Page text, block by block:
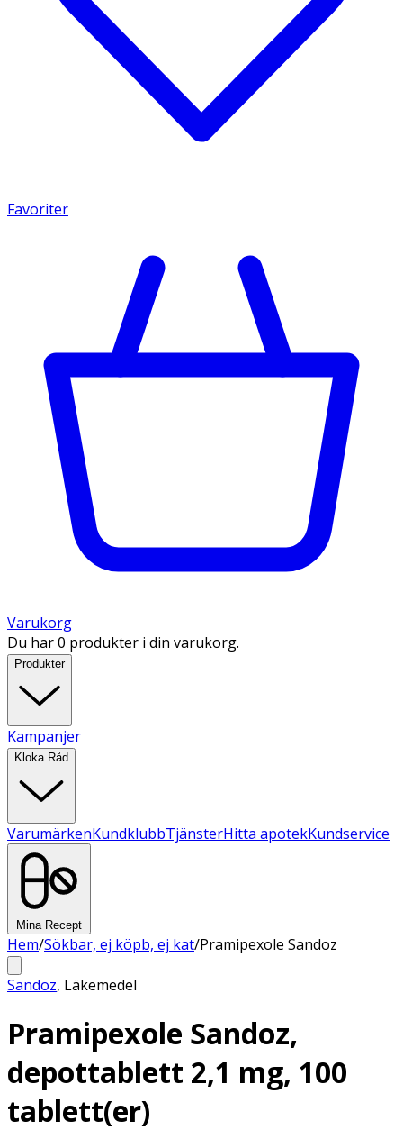
Favoriter
Varukorg
Du har 0 produkter i din varukorg.
Produkter
Kampanjer
Kloka Råd
VarumärkenKundklubbTjänsterHitta apotekKundservice
Mina Recept
Hem/Sökbar, ej köpb, ej kat/Pramipexole Sandoz
Sandoz, Läkemedel
Pramipexole Sandoz,
depottablett 2,1 mg, 100
tablett(er)